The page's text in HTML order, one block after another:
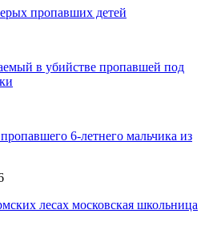
пропавших детей
в убийстве пропавшей под
6-летнего мальчика из
лесах московская школьница